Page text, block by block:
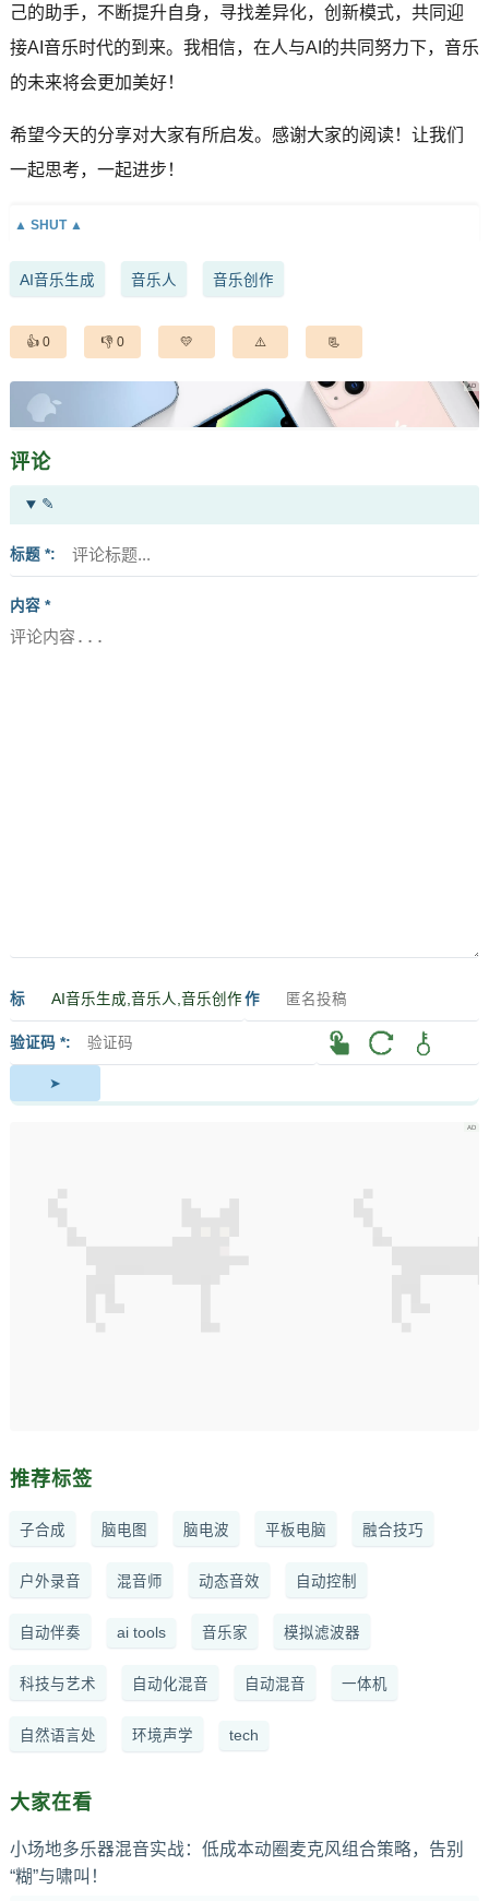
己的助手，不断提升自身，寻找差异化，创新模式，共同迎
接AI音乐时代的到来。我相信，在人与AI的共同努力下，音乐
的未来将会更加美好！
希望今天的分享对大家有所启发。感谢大家的阅读！让我们
一起思考，一起进步！
AI音乐生成 音乐人 音乐创作
0 0
评论
✎
标题 *
内容 *
标
签
作
验证码 *
推荐标签
子合成 脑电图 脑电波 平板电脑 融合技巧
户外录音 混音师 动态音效 自动控制
自动伴奏 ai tools 音乐家 模拟滤波器
科技与艺术 自动化混音 自动混音 一体机
自然语言处 环境声学 tech
大家在看
小场地多乐器混音实战：低成本动圈麦克风组合策略，告别
“糊”与啸叫！